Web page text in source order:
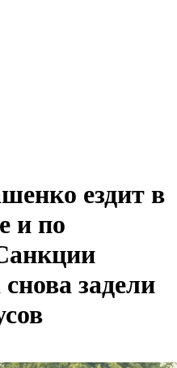
ездит в
и по
задели